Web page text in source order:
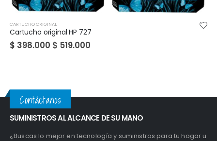
Cartucho original HP 667 Negro / Color
$50.000
Contáctanos
SUMINISTROS AL ALCANCE DE SU MANO
¿Buscas lo mejor en tecnología y suministros para tu hogar u